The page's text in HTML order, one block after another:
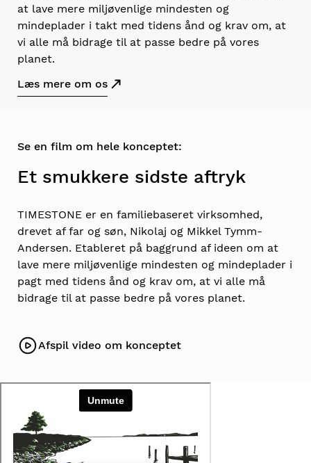
at lave mere miljøvenlige mindesten og
mindeplader i takt med tidens ånd og krav om, at
vi alle må bidrage til at passe bedre på vores
planet.
Læs mere om os
Se en film om hele konceptet:
Et smukkere sidste aftryk
TIMESTONE er en familiebaseret virksomhed,
drevet af far og søn, Nikolaj og Mikkel Tymm-
Andersen. Etableret på baggrund af ideen om at
lave mere miljøvenlige mindesten og mindeplader i
pagt med tidens ånd og krav om, at vi alle må
bidrage til at passe bedre på vores planet.
Afspil video om konceptet